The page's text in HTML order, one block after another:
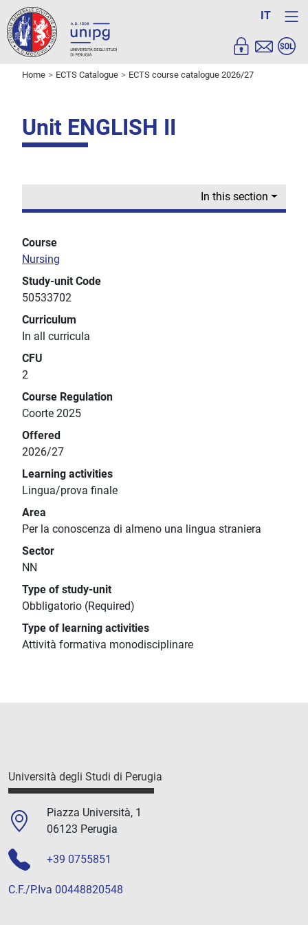
IT
Home ECTS Catalogue ECTS course catalogue 2026/27
Unit ENGLISH II
In this section
Course
Nursing
Study-unit Code
50533702
Curriculum
In all curricula
CFU
2
Course Regulation
Coorte 2025
Offered
2026/27
Learning activities
Lingua/prova finale
Area
Per la conoscenza di almeno una lingua straniera
Sector
NN
Type of study-unit
Obbligatorio (Required)
Type of learning activities
Attività formativa monodisciplinare
Università degli Studi di Perugia
Piazza Università, 1
06123 Perugia
+39 0755851
C.F./P.Iva 00448820548